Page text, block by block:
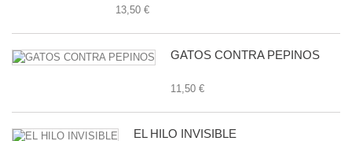
13,50 €
GATOS CONTRA PEPINOS
11,50 €
EL HILO INVISIBLE